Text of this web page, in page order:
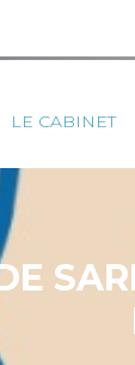
Principal
LE CABINET